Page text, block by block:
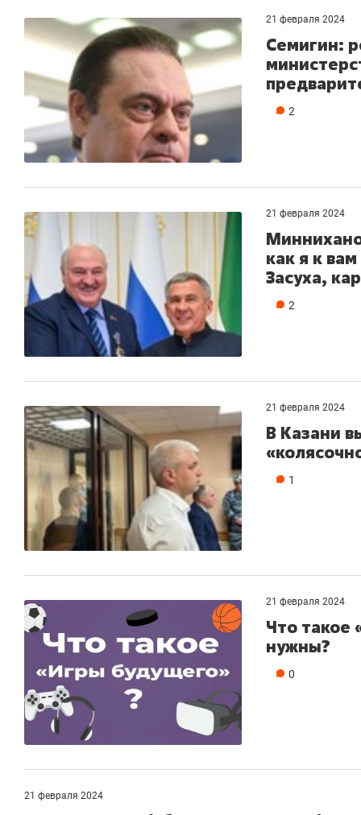
21 февраля 2024
Семигин:
2
21 февраля 2024
как я к
Засуха,
2
21 февраля 2024
В Казани
1
21 февраля 2024
Что такое
нужны?
0
21 февраля 2024